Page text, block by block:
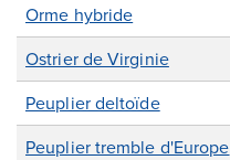
Orme hybride
Ostrier de Virginie
Peuplier deltoïde
Peuplier tremble d'Europe